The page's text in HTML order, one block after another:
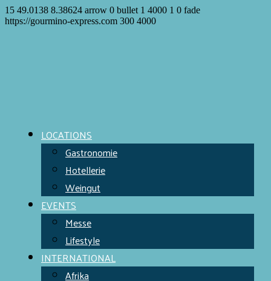
15 49.0138 8.38624 arrow 0 bullet 1 4000 1 0 fade
https://gourmino-express.com 300 4000
LOCATIONS
Gastronomie
Hotellerie
Weingut
EVENTS
Messe
Lifestyle
INTERNATIONAL
Afrika